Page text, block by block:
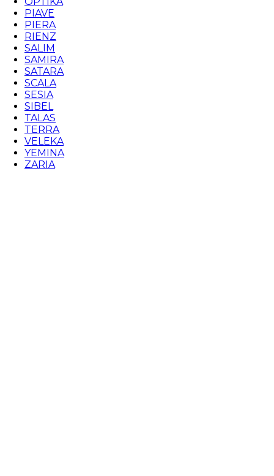
PIAVE
PIERA
RIENZ
SALIM
SAMIRA
SATARA
SCALA
SESIA
SIBEL
TALAS
TERRA
VELEKA
YEMINA
ZARIA